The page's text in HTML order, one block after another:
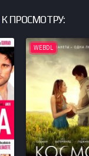
К ПРОСМОТРУ:
WEBDL